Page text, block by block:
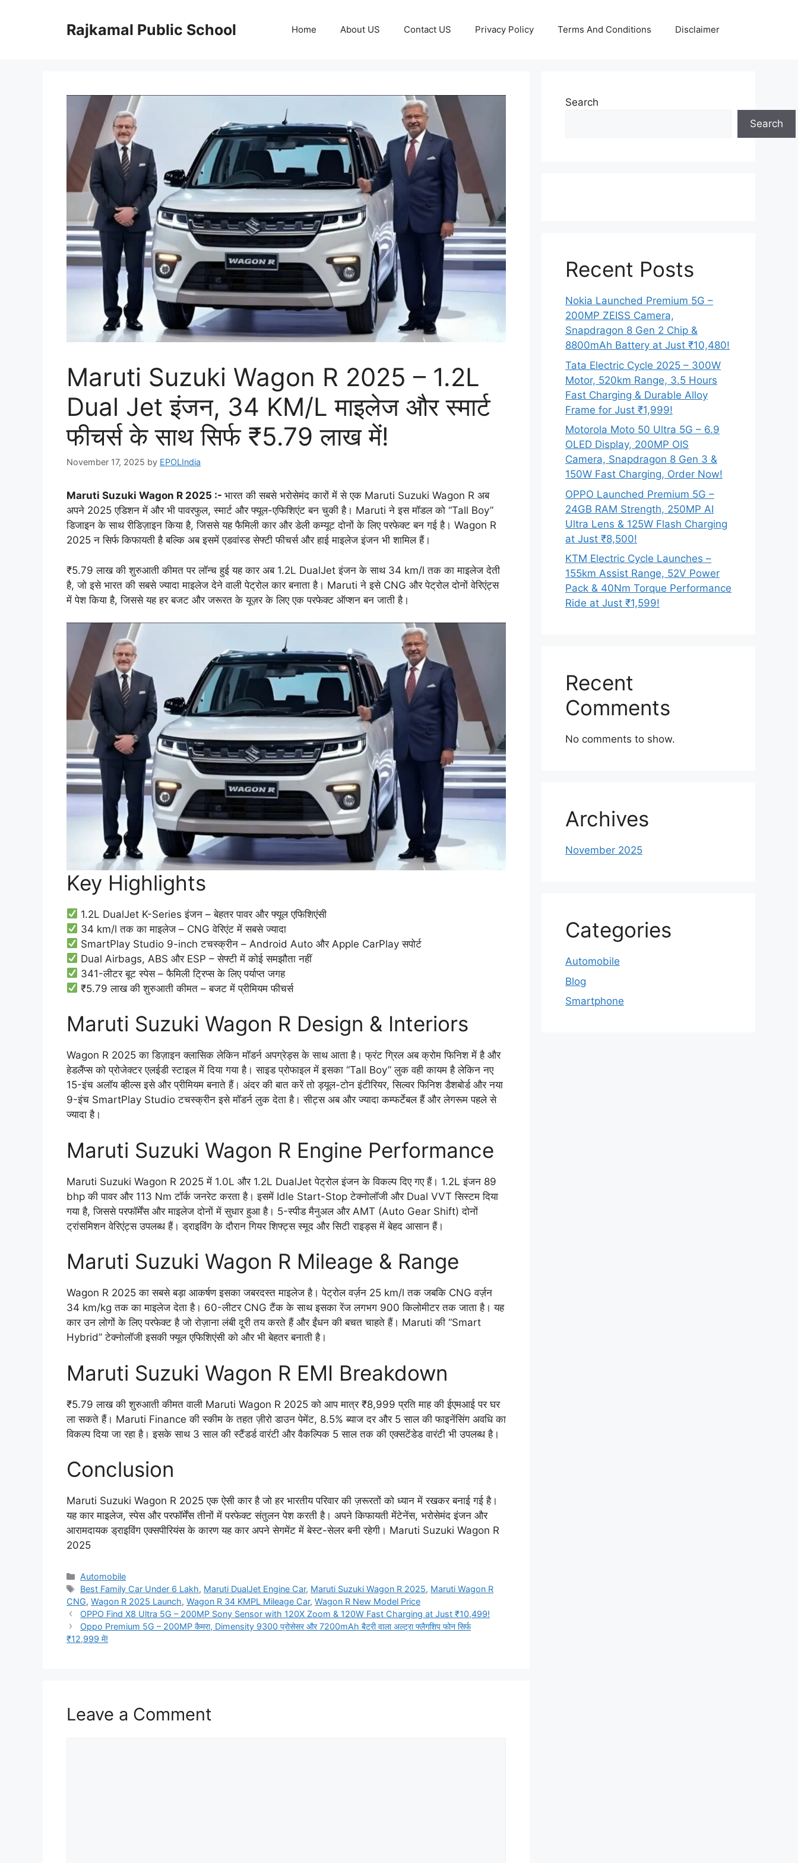
Rajkamal Public School Home About US Contact US Privacy Policy Terms And Conditions Disclaimer
Maruti Suzuki Wagon R 2025 – 1.2L
Dual Jet इंजन, 34 KM/L माइलेज और स्मार्ट
फीचर्स के साथ सिर्फ ₹5.79 लाख में!
November 17, 2025 by EPOLIndia
Maruti Suzuki Wagon R 2025 :- भारत की सबसे भरोसेमंद कारों में से एक Maruti Suzuki Wagon R अब
अपने 2025 एडिशन में और भी पावरफुल, स्मार्ट और फ्यूल-एफिशिएंट बन चुकी है। Maruti ने इस मॉडल को “Tall Boy”
डिजाइन के साथ रीडिज़ाइन किया है, जिससे यह फैमिली कार और डेली कम्यूट दोनों के लिए परफेक्ट बन गई है। Wagon R
2025 न सिर्फ किफायती है बल्कि अब इसमें एडवांस्ड सेफ्टी फीचर्स और हाई माइलेज इंजन भी शामिल हैं।
₹5.79 लाख की शुरुआती कीमत पर लॉन्च हुई यह कार अब 1.2L DualJet इंजन के साथ 34 km/l तक का माइलेज देती
है, जो इसे भारत की सबसे ज्यादा माइलेज देने वाली पेट्रोल कार बनाता है। Maruti ने इसे CNG और पेट्रोल दोनों वेरिएंट्स
में पेश किया है, जिससे यह हर बजट और जरूरत के यूज़र के लिए एक परफेक्ट ऑप्शन बन जाती है।
Key Highlights
1.2L DualJet K-Series इंजन – बेहतर पावर और फ्यूल एफिशिएंसी
34 km/l तक का माइलेज – CNG वेरिएंट में सबसे ज्यादा
SmartPlay Studio 9-inch टचस्क्रीन – Android Auto और Apple CarPlay सपोर्ट
Dual Airbags, ABS और ESP – सेफ्टी में कोई समझौता नहीं
341-लीटर बूट स्पेस – फैमिली ट्रिप्स के लिए पर्याप्त जगह
₹5.79 लाख की शुरुआती कीमत – बजट में प्रीमियम फीचर्स
Maruti Suzuki Wagon R Design & Interiors
Wagon R 2025 का डिज़ाइन क्लासिक लेकिन मॉडर्न अपग्रेड्स के साथ आता है। फ्रंट ग्रिल अब क्रोम फिनिश में है और
हेडलैंप्स को प्रोजेक्टर एलईडी स्टाइल में दिया गया है। साइड प्रोफाइल में इसका “Tall Boy” लुक वही कायम है लेकिन नए
15-इंच अलॉय व्हील्स इसे और प्रीमियम बनाते हैं। अंदर की बात करें तो ड्यूल-टोन इंटीरियर, सिल्वर फिनिश डैशबोर्ड और नया
9-इंच SmartPlay Studio टचस्क्रीन इसे मॉडर्न लुक देता है। सीट्स अब और ज्यादा कम्फर्टेबल हैं और लेगरूम पहले से
ज्यादा है।
Maruti Suzuki Wagon R Engine Performance
Maruti Suzuki Wagon R 2025 में 1.0L और 1.2L DualJet पेट्रोल इंजन के विकल्प दिए गए हैं। 1.2L इंजन 89
bhp की पावर और 113 Nm टॉर्क जनरेट करता है। इसमें Idle Start-Stop टेक्नोलॉजी और Dual VVT सिस्टम दिया
गया है, जिससे परफॉर्मेंस और माइलेज दोनों में सुधार हुआ है। 5-स्पीड मैनुअल और AMT (Auto Gear Shift) दोनों
ट्रांसमिशन वेरिएंट्स उपलब्ध हैं। ड्राइविंग के दौरान गियर शिफ्ट्स स्मूद और सिटी राइड्स में बेहद आसान हैं।
Maruti Suzuki Wagon R Mileage & Range
Wagon R 2025 का सबसे बड़ा आकर्षण इसका जबरदस्त माइलेज है। पेट्रोल वर्ज़न 25 km/l तक जबकि CNG वर्ज़न
34 km/kg तक का माइलेज देता है। 60-लीटर CNG टैंक के साथ इसका रेंज लगभग 900 किलोमीटर तक जाता है। यह
कार उन लोगों के लिए परफेक्ट है जो रोज़ाना लंबी दूरी तय करते हैं और ईंधन की बचत चाहते हैं। Maruti की “Smart
Hybrid” टेक्नोलॉजी इसकी फ्यूल एफिशिएंसी को और भी बेहतर बनाती है।
Maruti Suzuki Wagon R EMI Breakdown
₹5.79 लाख की शुरुआती कीमत वाली Maruti Wagon R 2025 को आप मात्र ₹8,999 प्रति माह की ईएमआई पर घर
ला सकते हैं। Maruti Finance की स्कीम के तहत ज़ीरो डाउन पेमेंट, 8.5% ब्याज दर और 5 साल की फाइनेंसिंग अवधि का
विकल्प दिया जा रहा है। इसके साथ 3 साल की स्टैंडर्ड वारंटी और वैकल्पिक 5 साल तक की एक्सटेंडेड वारंटी भी उपलब्ध है।
Conclusion
Maruti Suzuki Wagon R 2025 एक ऐसी कार है जो हर भारतीय परिवार की ज़रूरतों को ध्यान में रखकर बनाई गई है।
यह कार माइलेज, स्पेस और परफॉर्मेंस तीनों में परफेक्ट संतुलन पेश करती है। अपने किफायती मेंटेनेंस, भरोसेमंद इंजन और
आरामदायक ड्राइविंग एक्सपीरियंस के कारण यह कार अपने सेगमेंट में बेस्ट-सेलर बनी रहेगी। Maruti Suzuki Wagon R
2025
Categories
Automobile
Tags
Best Family Car Under 6 Lakh, Maruti DualJet Engine Car, Maruti Suzuki Wagon R 2025, Maruti Wagon R
CNG, Wagon R 2025 Launch, Wagon R 34 KMPL Mileage Car, Wagon R New Model Price
OPPO Find X8 Ultra 5G – 200MP Sony Sensor with 120X Zoom & 120W Fast Charging at Just ₹10,499!
Oppo Premium 5G – 200MP कैमरा, Dimensity 9300 प्रोसेसर और 7200mAh बैटरी वाला अल्ट्रा फ्लैगशिप फोन सिर्फ
₹12,999 में!
Leave a Comment
Search
Search
Recent Posts
Nokia Launched Premium 5G –
200MP ZEISS Camera,
Snapdragon 8 Gen 2 Chip &
8800mAh Battery at Just ₹10,480!
Tata Electric Cycle 2025 – 300W
Motor, 520km Range, 3.5 Hours
Fast Charging & Durable Alloy
Frame for Just ₹1,999!
Motorola Moto 50 Ultra 5G – 6.9
OLED Display, 200MP OIS
Camera, Snapdragon 8 Gen 3 &
150W Fast Charging, Order Now!
OPPO Launched Premium 5G –
24GB RAM Strength, 250MP AI
Ultra Lens & 125W Flash Charging
at Just ₹8,500!
KTM Electric Cycle Launches –
155km Assist Range, 52V Power
Pack & 40Nm Torque Performance
Ride at Just ₹1,599!
Recent
Comments
No comments to show.
Archives
November 2025
Categories
Automobile
Blog
Smartphone